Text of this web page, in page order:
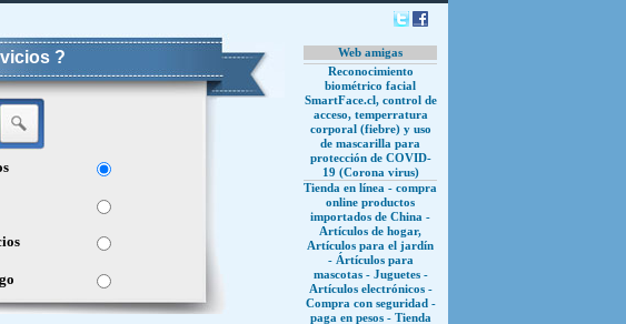
?
Web amigas
Reconocimiento
biométrico facial
SmartFace.cl, control de
acceso, temperratura
corporal (fiebre) y uso
de mascarilla para
protección de COVID-
19 (Corona virus)
Tienda en línea - compra
online productos
importados de China -
Artículos de hogar,
Artículos para el jardín
- Ártículos para
mascotas - Juguetes -
Artículos electrónicos -
Compra con seguridad -
paga en pesos - Tienda